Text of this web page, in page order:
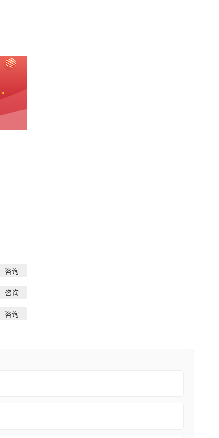
咨询
咨询
咨询